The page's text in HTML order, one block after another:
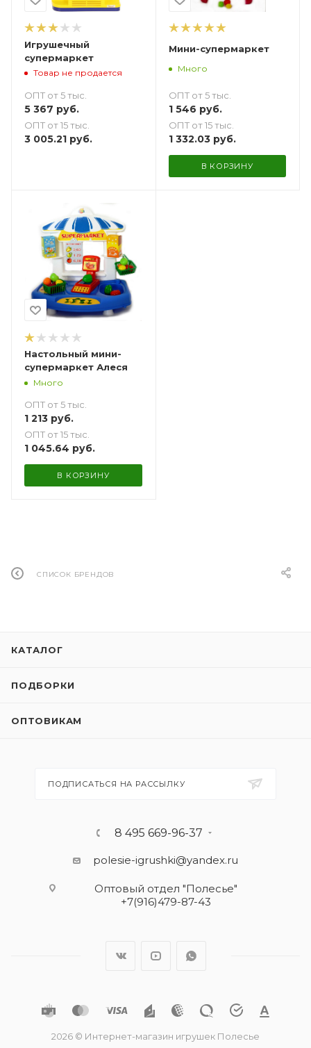
Игрушечный
супермаркет
Товар не продается
ОПТ от 5 тыс.
5 367 руб.
ОПТ от 15 тыс.
3 005.21 руб.
Мини-супермаркет
Много
ОПТ от 5 тыс.
1 546 руб.
ОПТ от 15 тыс.
1 332.03руб.
В КОРЗИНУ
Настольный мини-
супермаркет Алеся
Много
ОПТ от 5 тыс.
1 213 руб.
ОПТ от 15 тыс.
1 045.64 руб.
В КОРЗИНУ
СПИСОК БРЕНДОВ
КАТАЛОГ
ПОДБОРКИ
ОПТОВИКАМ
ПОДПИСАТЬСЯ НА РАССЫЛКУ
8 495 669-96-37
polesie-igrushki@yandex.ru
Оптовый отдел "Полесье"
+7(916)479-87-43
2026 © Интернет-магазин игрушек Полесье